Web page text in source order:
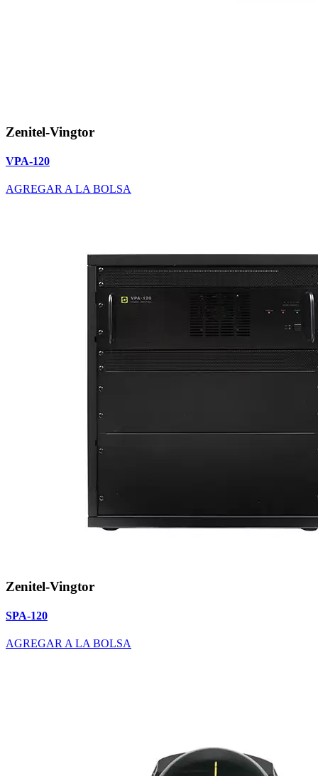
Zenitel-Vingtor
VPA-120
AGREGAR A LA BOLSA
Zenitel-Vingtor
SPA-120
AGREGAR A LA BOLSA